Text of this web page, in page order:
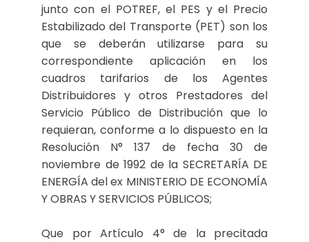
junto con el POTREF, el PES y el Precio
Estabilizado del Transporte (PET) son los
que se deberán utilizarse para su
correspondiente aplicación en los
cuadros tarifarios de los Agentes
Distribuidores y otros Prestadores del
Servicio Público de Distribución que lo
requieran, conforme a lo dispuesto en la
Resolución N° 137 de fecha 30 de
noviembre de 1992 de la SECRETARÍA DE
ENERGÍA del ex MINISTERIO DE ECONOMÍA
Y OBRAS Y SERVICIOS PÚBLICOS;
Que por Artículo 4° de la precitada